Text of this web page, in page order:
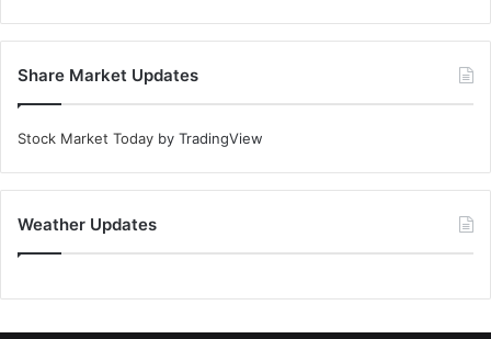
Share Market Updates
Stock Market Today by TradingView
Weather Updates